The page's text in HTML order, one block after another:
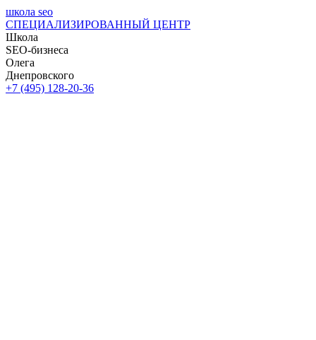
школа seo
СПЕЦИАЛИЗИРОВАННЫЙ ЦЕНТР
Школа
SEO-бизнеса
Олега
Днепровского
+7 (495) 128-20-36